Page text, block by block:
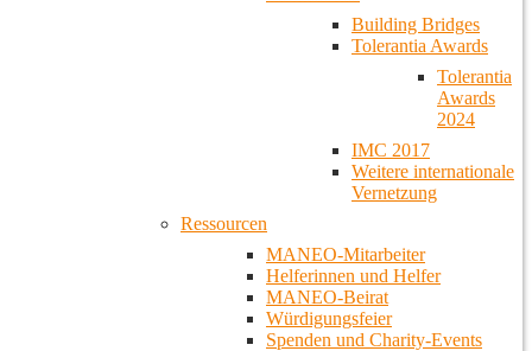
Building Bridges
Tolerantia Awards
Tolerantia
Awards
2024
IMC 2017
Weitere internationale
Vernetzung
Ressourcen
MANEO-Mitarbeiter
Helferinnen und Helfer
MANEO-Beirat
Würdigungsfeier
Spenden und Charity-Events